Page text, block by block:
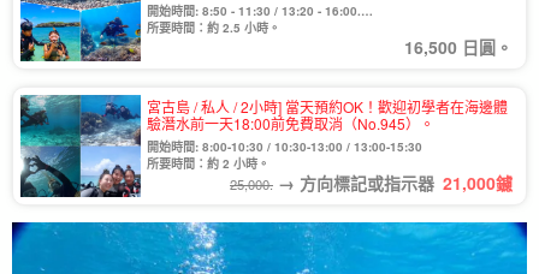
開始時間: 8:50 - 11:30 / 13:20 - 16:00.
從十一月到三月，從上午 9:50 到中午 12:30。
所要時間：約 2.5 小時。
16,500 日圓。
宮古島 / 私人 / 2小時] 當天預約OK！歡迎初學者在海邊體
驗潛水前一天18:00前免費取消（No.945）。
開始時間: 8:00-10:30 / 10:30-13:00 / 13:00-15:30
所要時間：約 2 小時。
25,000. → 方向標記或指示器 21,000鑢